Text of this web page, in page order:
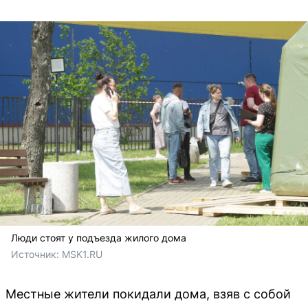
Люди стоят у подъезда жилого дома
Источник: MSK1.RU
Местные жители покидали дома, взяв с собой